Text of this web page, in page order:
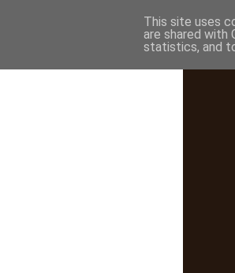
This site uses
are shared with
statistics, and